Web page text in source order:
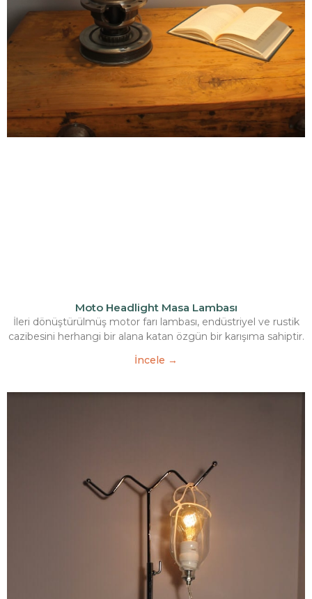
Moto Headlight Masa Lambası
İleri dönüştürülmüş motor farı lambası, endüstriyel ve rustik
cazibesini herhangi bir alana katan özgün bir karışıma sahiptir.
İncele →